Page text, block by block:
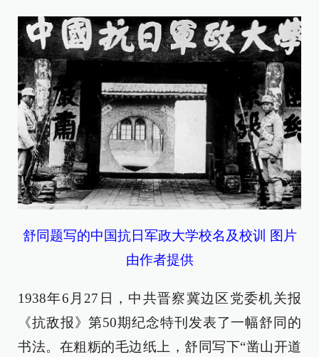
舒同题写的中国抗日军政大学校名及校训 图片
由作者提供
1938年6月27日，中共晋察冀边区党委机关报
《抗敌报》第50期纪念特刊发表了一幅舒同的
书法。在粗粝的毛边纸上，舒同写下“凿山开道